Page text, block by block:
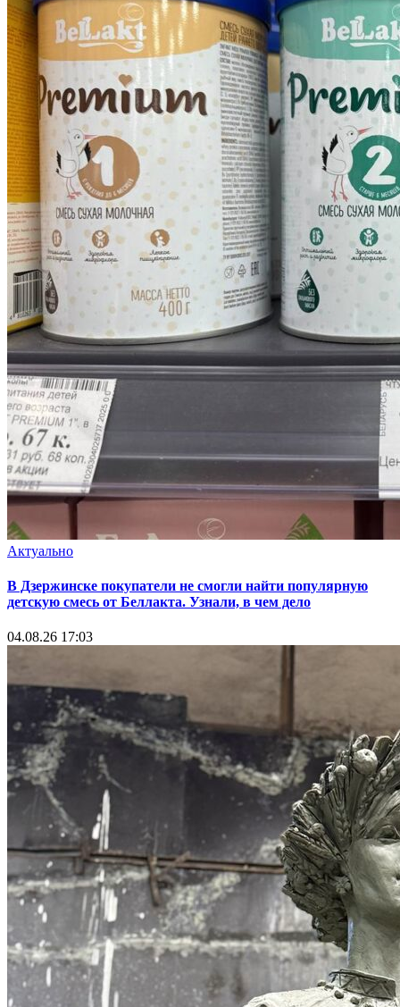
Актуально
В Дзержинске покупатели не смогли найти популярную
детскую смесь от Беллакта. Узнали, в чем дело
04.08.26 17:03